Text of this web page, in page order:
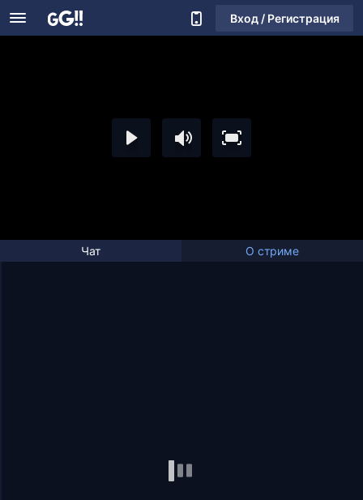
Вход / Регистрация
Чат О стриме